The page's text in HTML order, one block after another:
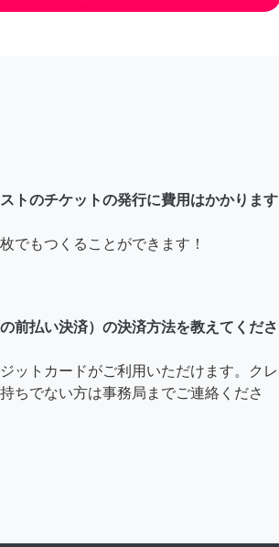
トのチケットの発行に費用はかかります
でもつくることができます！
前払い決済）の決済方法を教えてくださ
ットカードがご利用いただけます。クレ
ちでない方は事務局までご連絡くださ